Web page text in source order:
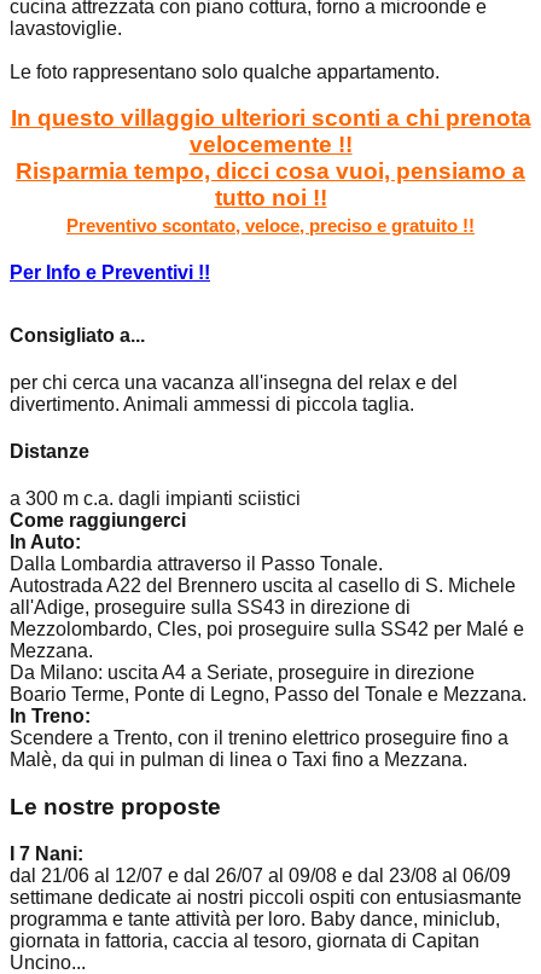
cucina attrezzata con piano cottura, forno a microonde e
lavastoviglie.
Le foto rappresentano solo qualche appartamento.
In questo villaggio ulteriori sconti a chi prenota
velocemente !!
Risparmia tempo, dicci cosa vuoi, pensiamo a
tutto noi !!
Preventivo scontato, veloce, preciso e gratuito !!
Per Info e Preventivi !!
Consigliato a...
per chi cerca una vacanza all'insegna del relax e del
divertimento. Animali ammessi di piccola taglia.
Distanze
a 300 m c.a. dagli impianti sciistici
Come raggiungerci
In Auto:
Dalla Lombardia attraverso il Passo Tonale.
Autostrada A22 del Brennero uscita al casello di S. Michele
all'Adige, proseguire sulla SS43 in direzione di
Mezzolombardo, Cles, poi proseguire sulla SS42 per Malé e
Mezzana.
Da Milano: uscita A4 a Seriate, proseguire in direzione
Boario Terme, Ponte di Legno, Passo del Tonale e Mezzana.
In Treno:
Scendere a Trento, con il trenino elettrico proseguire fino a
Malè, da qui in pulman di linea o Taxi fino a Mezzana.
Le nostre proposte
I 7 Nani:
dal 21/06 al 12/07 e dal 26/07 al 09/08 e dal 23/08 al 06/09
settimane dedicate ai nostri piccoli ospiti con entusiasmante
programma e tante attività per loro. Baby dance, miniclub,
giornata in fattoria, caccia al tesoro, giornata di Capitan
Uncino...